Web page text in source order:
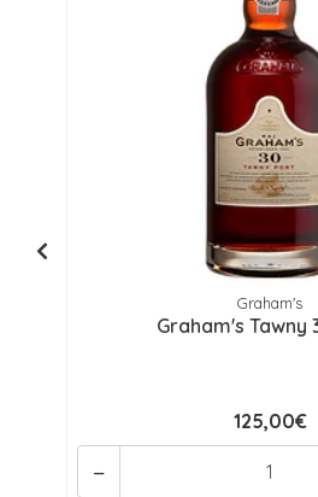
Graham's
Graham's Tawny
125,00€
-